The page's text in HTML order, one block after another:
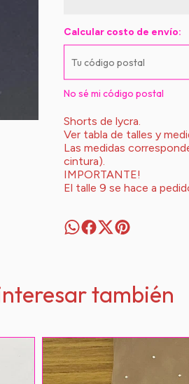
Calcular costo de envío:
No sé mi código postal
Shorts de lycra.
Ver tabla de talles y
Las medidas
cintura).
IMPORTANTE!
El talle 9 se hace a
también